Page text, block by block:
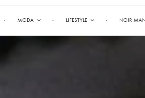
MODA LIFESTYLE NOIR